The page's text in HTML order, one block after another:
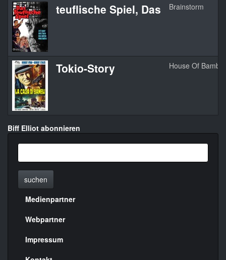
teuflische Spiel, Das Brainstorm
Tokio-Story House Of
Biff Elliot abonnieren
suchen
Menülinks
rechte
Seite
Medienpartner
Webpartner
Impressum